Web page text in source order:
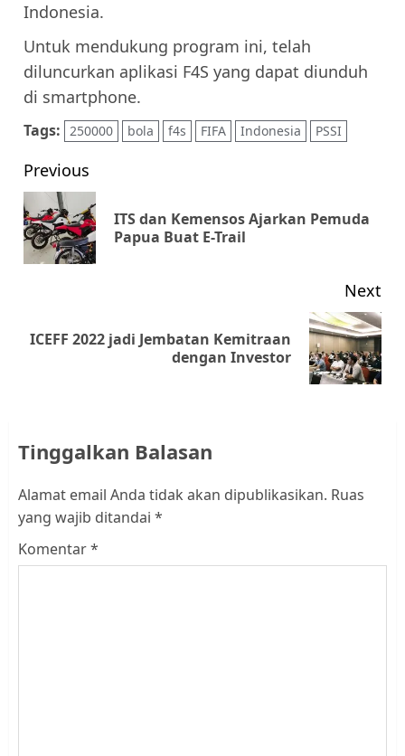
Indonesia.
Untuk mendukung program ini, telah
diluncurkan aplikasi F4S yang dapat diunduh
di smartphone.
Tags: 250000 bola f4s FIFA Indonesia PSSI
Post
navigation
Previous
ITS dan Kemensos Ajarkan Pemuda
Papua Buat E-Trail
Next
Next
ICEFF 2022 jadi Jembatan Kemitraan
dengan Investor
Tinggalkan Balasan
Alamat email Anda tidak akan dipublikasikan. Ruas
yang wajib ditandai *
Komentar*